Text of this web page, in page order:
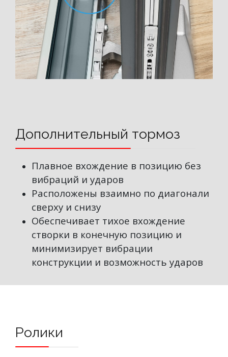
Дополнительный тормоз
Плавное вхождение в позицию без
вибраций и ударов
Расположены взаимно по диагонали
сверху и снизу
Обеспечивает тихое вхождение
створки в конечную позицию и
минимизирует вибрации
конструкции и возможность ударов
Ролики